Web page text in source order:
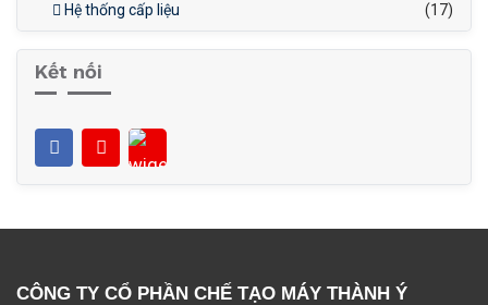
Hệ thống cấp liệu (17)
Kết nối
CÔNG TY CỔ PHẦN CHẾ TẠO MÁY THÀNH Ý